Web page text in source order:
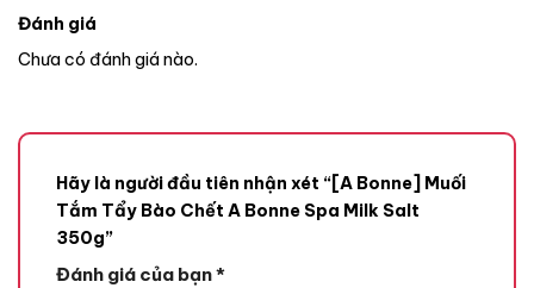
Đánh giá
Chưa có đánh giá nào.
Hãy là người đầu tiên nhận xét “[A Bonne] Muối
Tắm Tẩy Bào Chết A Bonne Spa Milk Salt
350g”
Đánh giá của bạn*